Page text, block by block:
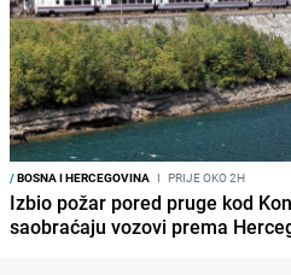
/BOSNA I HERCEGOVINA I PRIJE OKO 2H
Izbio požar pored pruge kod
saobraćaju vozovi prema